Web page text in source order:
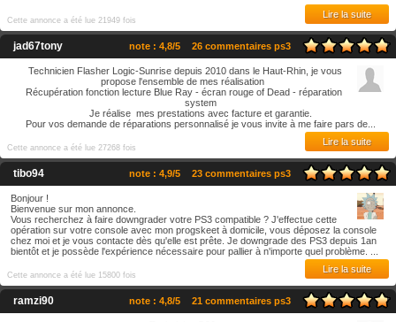
Cette annonce a été lue 21949 fois
Lire la suite
jad67tony 26 commentaires ps3
note : 4,8/5
Technicien Flasher Logic-Sunrise depuis 2010 dans le Haut-Rhin, je vous
propose l'ensemble de mes réalisation
Récupération fonction lecture Blue Ray - écran rouge of Dead - réparation
system
Je réalise mes prestations avec facture et garantie.
Pour vos demande de réparations personnalisé je vous invite à me faire pars de...
Cette annonce a été lue 27268 fois
Lire la suite
tibo94 23 commentaires ps3
note : 4,9/5
Bonjour !
Bienvenue sur mon annonce.
Vous recherchez à faire downgrader votre PS3 compatible ? J'effectue cette
opération sur votre console avec mon progskeet à domicile, vous déposez la console
chez moi et je vous contacte dès qu'elle est prête. Je downgrade des PS3 depuis 1an
bientôt et je possède l'expérience nécessaire pour pallier à n'importe quel problème. ...
Cette annonce a été lue 15800 fois
Lire la suite
ramzi90 21 commentaires ps3
note : 4,8/5